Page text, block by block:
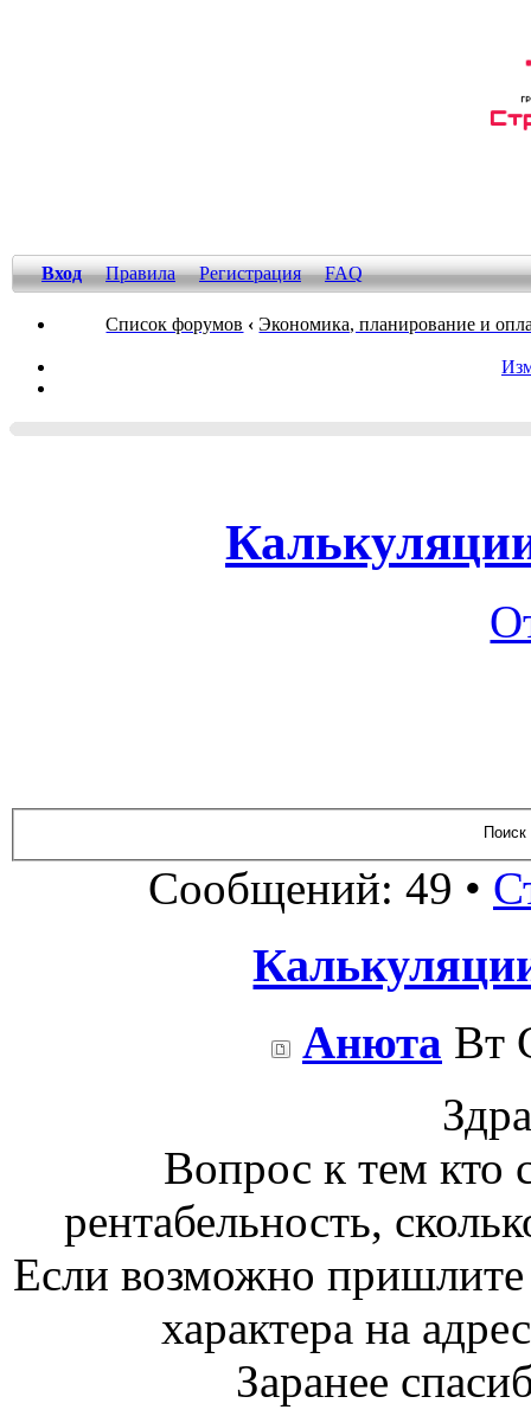
Вход Правила Регистрация FAQ
Список форумов ‹ Экономика, планирование и
Сообщений: 49 •
Анюта Вт
Вопрос к тем кто
рентабельность,
Если возможно пришлите
характера на
Заранее